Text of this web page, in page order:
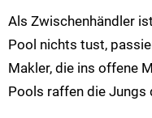
Als Zwischenhändler
Pool nichts tust,
Makler, die ins offene
Pools raffen die Jungs